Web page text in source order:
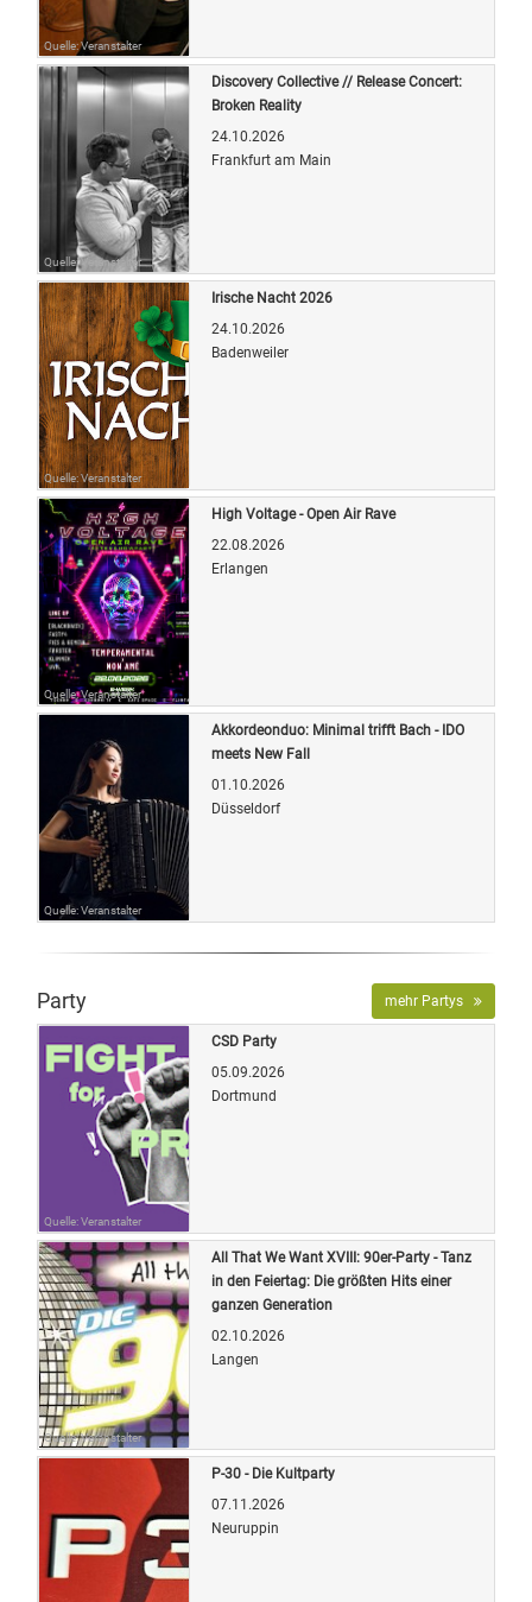
Quelle: Veranstalter
Quelle: Veranstalter
Discovery Collective // Release Concert:
Broken Reality
24.10.2026
Frankfurt am Main
Quelle: Veranstalter
Irische Nacht 2026
24.10.2026
Badenweiler
Quelle: Veranstalter
High Voltage - Open Air Rave
22.08.2026
Erlangen
Quelle: Veranstalter
Akkordeonduo: Minimal trifft Bach - IDO
meets New Fall
01.10.2026
Düsseldorf
Party mehr Partys
Quelle: Veranstalter
CSD Party
05.09.2026
Dortmund
Quelle: Veranstalter
All That We Want XVIII: 90er-Party - Tanz
in den Feiertag: Die größten Hits einer
ganzen Generation
02.10.2026
Langen
P-30 - Die Kultparty
07.11.2026
Neuruppin